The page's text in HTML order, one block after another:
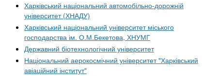
Харківський національний автомобільно-дорожній
університет (ХНАДУ)
Харківський національний університет міського
господарства ім. О.М.Бекетова, ХНУМГ
Державний біотехнологічний університет
Національний аерокосмічний університет "Харківський
авіаційний інститут"